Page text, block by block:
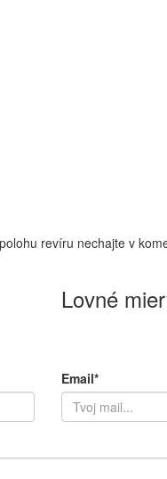
revíru nechajte v
Lovné
Email*